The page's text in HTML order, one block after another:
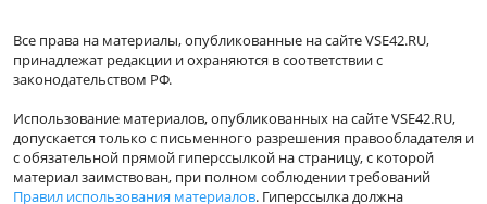
Все права на материалы, опубликованные на сайте VSE42.RU,
принадлежат редакции и охраняются в соответствии с
законодательством РФ.
Использование материалов, опубликованных на сайте VSE42.RU,
допускается только с письменного разрешения правообладателя и
с обязательной прямой гиперссылкой на страницу, с которой
материал заимствован, при полном соблюдении требований
Правил использования материалов. Гиперссылка должна